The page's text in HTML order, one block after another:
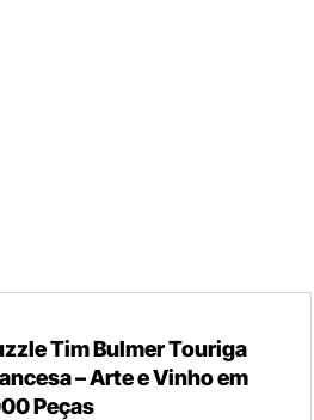
Tim Bulmer Touriga
– Arte e Vinho em
Peças